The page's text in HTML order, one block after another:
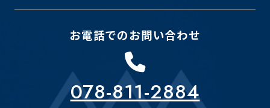
お電話でのお問い合わせ
078-811-2884